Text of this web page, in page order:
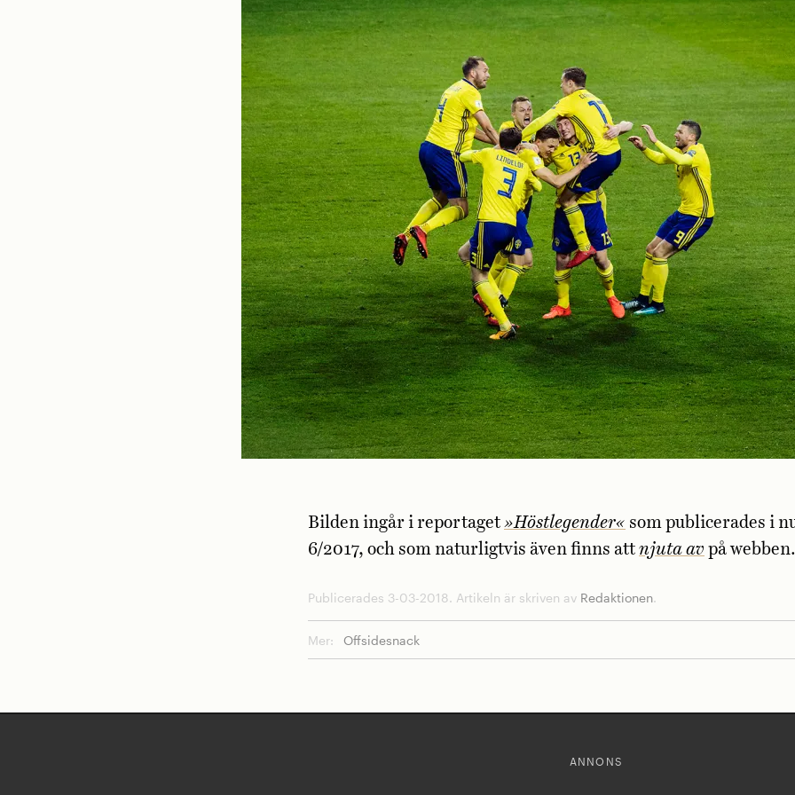
Bilden ingår i reportaget »Höstlegender« som publicerades i
6/2017, och som naturligtvis även finns att njuta av på webben.
Publicerades 3-03-2018. Artikeln är skriven av Redaktionen.
Mer: Offsidesnack
ANNONS